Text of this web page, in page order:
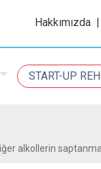
Hakkımızda |
START-UP
alkollerin